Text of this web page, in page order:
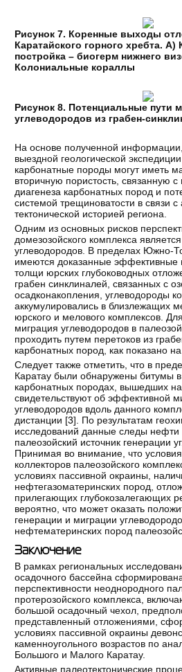
Рисунок 7. Коренные выходы
Каратайского горного хребта. А)
постройка – биогерм нижнего
Колониальные кораллы
Рисунок 8. Потенциальные пути
углеводородов из грабен-
На основе полученной
выездной геологической
карбонатные породы могут иметь
вторичную пористость, связанную
диагенеза карбонатных пород и
системой трещиноватости в связи с
тектонической историей региона.
Одним из основных рисков
домезозойского комплекса
углеводородов. В пределах Южно-
имеются доказанные эффективные
толщи юрских глубоководных
грабен синклиналей, связанных с
осадконакопления, углеводороды
аккумулировались в близлежащих
юрского и мелового комплексов.
миграция углеводородов в
проходить путем перетоков из
карбонатных пород, как показано
Следует также отметить, что в
Каратау были обнаружены битумы в
карбонатных породах, вышедших на
свидетельствуют об эффективной
углеводородов вдоль данного
дистанции [3]. По результатам
исследований данные следы
палеозойский источник генерации
Принимая во внимание, что
коллекторов палеозойского
условиях пассивной окраины,
нефтегазоматеринских пород,
прилегающих глубокозалегающих
вероятно, что может оказать
генерации и миграции
нефтематеринских пород
Заключение
В рамках региональных
осадочного бассейна
перспективности неоднородного
протерозойского комплекса,
большой осадочный чехол,
представленный отложениями,
условиях пассивной окраины
каменноугольного возрастов по
Большого и Малого Каратау.
Активные палеотектонические